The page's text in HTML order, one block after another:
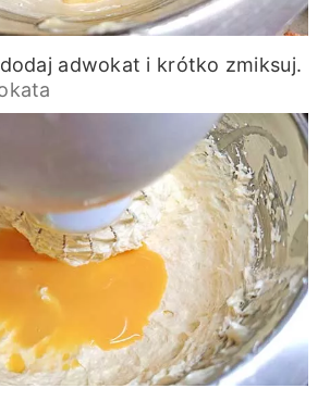
adwokat i krótko zmiksuj.